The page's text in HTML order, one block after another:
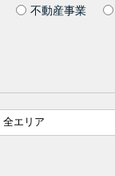
不動産事業